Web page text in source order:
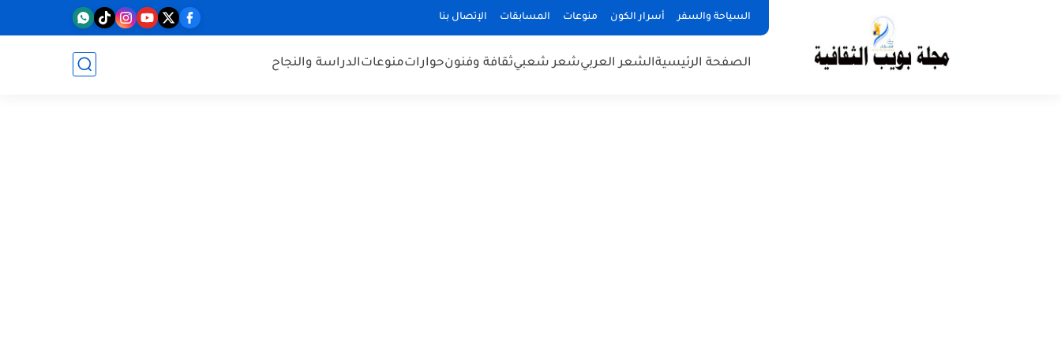
السياحة والسفر أسرار الكون منوعات المسابقات الإتصال بنا
الصفحة الرئيسيةالشعر العربيشعر شعبيثقافة وفنونحواراتمنوعاتالدراسة والنجاح